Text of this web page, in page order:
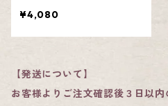
¥4,080
【発送について】
お客様よりご注文確認後３日以内